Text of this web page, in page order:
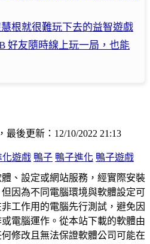
慧根就很難玩下去的益智遊戲
好友隨時線上玩一局，也能
最後更新：12/10/2022 21:13
化遊戲 鴨子 鴨子進化 鴨子遊戲
、設定或網站服務，經實際安裝
因為不同電腦環境與軟體設定可
工作用的電腦先行測試，避免因
電腦運作。從本站下載的軟體由
修改且無法保證軟體公司可能在